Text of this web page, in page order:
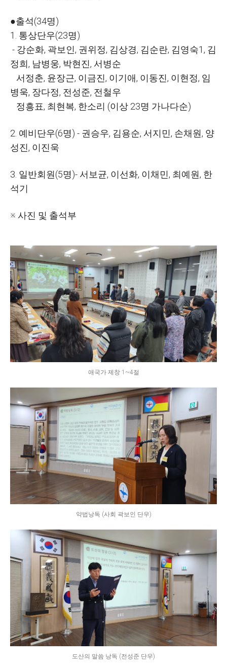
●출석(34명)
1. 통상단우(23명)
- 강순화, 곽보인, 권위정, 김상경, 김순란, 김영숙1, 김
정희, 남병웅, 박현진, 서병순
서정춘, 윤장근, 이금진, 이기애, 이동진, 이현정, 임
병욱, 장다정, 전성준, 전철우
정흥표, 최현복, 한소리 (이상 23명 가나다순)
2. 예비단우(6명) - 권승우, 김용순, 서지민, 손채원, 양
성진, 이진욱
3. 일반회원(5명)- 서보균, 이선화, 이채민, 최예원, 한
석기
※ 사진 및 출석부
애국가 제창 1~4절
약법낭독 (사회 곽보인 단우)
도산의 말씀 낭독 (전성준 단우)